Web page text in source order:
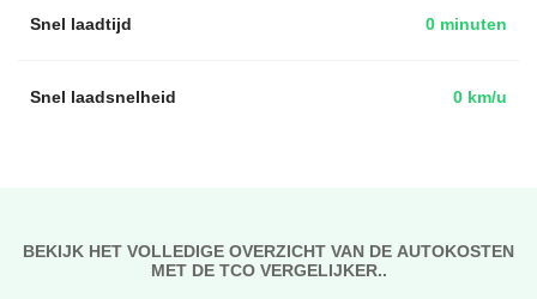
Snel laadtijd 0 minuten
Snel laadsnelheid 0 km/u
BEKIJK HET VOLLEDIGE OVERZICHT VAN DE AUTOKOSTEN
MET DE TCO VERGELIJKER..